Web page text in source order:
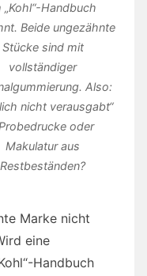
„Kohl“-Handbuch
Beide ungezähnte
Stücke sind mit
vollständiger
Also:
nicht verausgabt“
oder
Makulatur aus
Restbeständen?
Marke nicht
eine
Handbuch